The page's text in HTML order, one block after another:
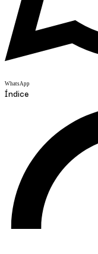
WhatsApp
Índice